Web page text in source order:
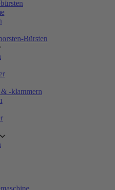
Bürsten
& -klammern